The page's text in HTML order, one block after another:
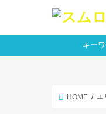
キーワ
HOME エ